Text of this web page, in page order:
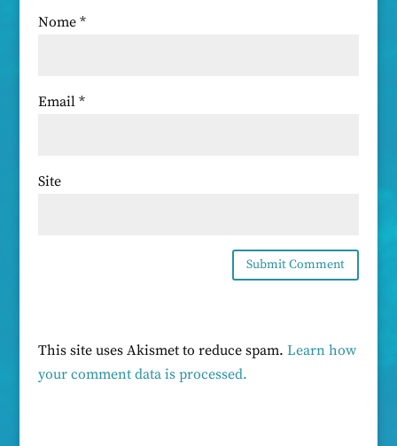
Nome *
Email *
Site
This site uses Akismet to reduce spam. Learn how
your comment data is processed.